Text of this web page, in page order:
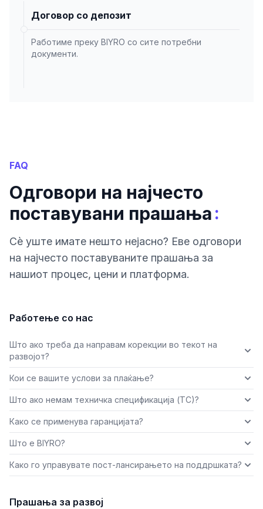
Договор со депозит
Работиме преку BIYRO со сите потребни
документи.
FAQ
Одговори на најчесто
поставувани прашања:
Сè уште имате нешто нејасно? Еве одговори
на најчесто поставуваните прашања за
нашиот процес, цени и платформа.
Работење со нас
Што ако треба да направам корекции во текот на
развојот?
Кои се вашите услови за плаќање?
Што ако немам техничка спецификација (ТС)?
Како се применува гаранцијата?
Што е BIYRO?
Како го управувате пост-лансирањето на поддршката?
Прашања за развој